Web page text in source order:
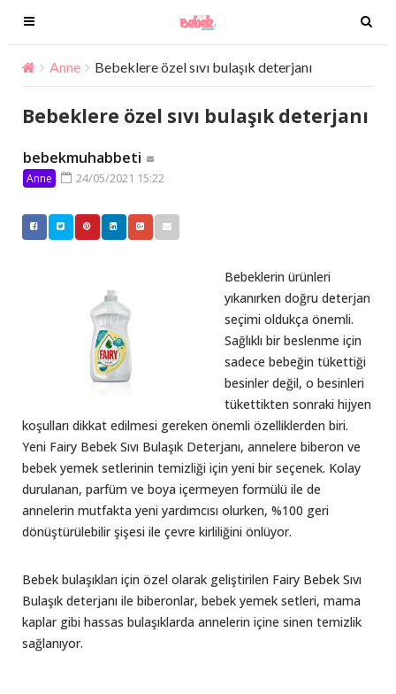
T
o
g
g
l
e
n
a
v
i
T
o
g
e
i
n
Anne Bebeklere özel sıvı bulaşık deterjanı
Bebeklere özel sıvı bulaşık deterjanı
bebekmuhabbeti
Anne 24/05/2021 15:22
Bebeklerin ürünleri
yıkanırken doğru deterjan
seçimi oldukça önemli.
Sağlıklı bir beslenme için
sadece bebeğin tükettiği
besinler değil, o besinleri
tükettikten sonraki hijyen
koşulları dikkat edilmesi gereken önemli özelliklerden biri.
Yeni Fairy Bebek Sıvı Bulaşık Deterjanı, annelere biberon ve
bebek yemek setlerinin temizliği için yeni bir seçenek. Kolay
durulanan, parfüm ve boya içermeyen formülü ile de
annelerin mutfakta yeni yardımcısı olurken, %100 geri
dönüştürülebilir şişesi ile çevre kirliliğini önlüyor.
Bebek bulaşıkları için özel olarak geliştirilen Fairy Bebek Sıvı
Bulaşık deterjanı ile biberonlar, bebek yemek setleri, mama
kaplar gibi hassas bulaşıklarda annelerin içine sinen temizlik
sağlanıyor.